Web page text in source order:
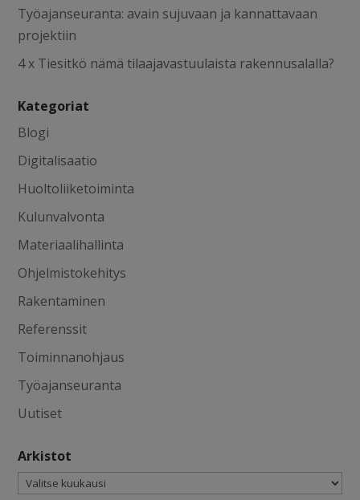
Työajanseuranta: avain sujuvaan ja kannattavaan
projektiin
4 x Tiesitkö nämä tilaajavastuulaista rakennusalalla?
Kategoriat
Blogi
Digitalisaatio
Huoltoliiketoiminta
Kulunvalvonta
Materiaalihallinta
Ohjelmistokehitys
Rakentaminen
Referenssit
Toiminnanohjaus
Työajanseuranta
Uutiset
Arkistot
Arkistot